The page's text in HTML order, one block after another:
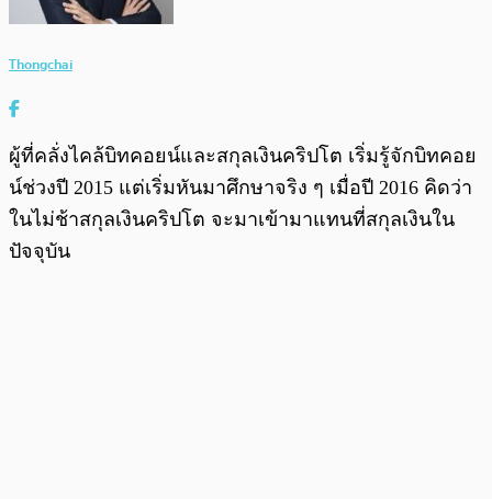
Thongchai
ผู้ที่คลั่งไคล้บิทคอยน์และสกุลเงินคริปโต เริ่มรู้จักบิทคอย
น์ช่วงปี 2015 แต่เริ่มหันมาศึกษาจริง ๆ เมื่อปี 2016 คิดว่า
ในไม่ช้าสกุลเงินคริปโต จะมาเข้ามาแทนที่สกุลเงินใน
ปัจจุบัน